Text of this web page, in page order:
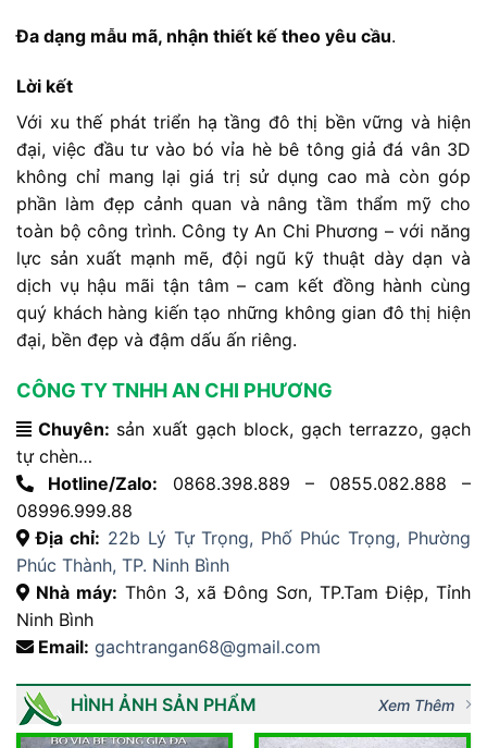
Đa dạng mẫu mã, nhận thiết kế theo yêu cầu.
Lời kết
Với xu thế phát triển hạ tầng đô thị bền vững và hiện
đại,việc đầutư vào bóvỉa hè bê tông giảđá vân 3D
không chỉ mang lạigiátrị sử dụng cao màcòngóp
phần làm đẹp cảnh quan và nângtầmthẩm mỹcho
toàn bộcông trình. Công ty An Chi Phương –với năng
lực sản xuất mạnh mẽ, đội ngũ kỹ thuật dàydạnvà
dịch vụ hậu mãi tận tâm –cam kết đồng hànhcùng
quý khách hàng kiếntạo những khônggian đôthị hiện
đại, bền đẹp và đậm dấu ấn riêng.
CÔNG TY TNHH AN CHI PHƯƠNG
Chuyên: sản xuất gạch block, gạch terrazzo, gạch
tự chèn…
Hotline/Zalo: 0868.398.889 – 0855.082.888 –
08996.999.88
Địa chỉ: 22b Lý Tự Trọng, Phố Phúc Trọng, Phường
Phúc Thành, TP. Ninh Bình
Nhà máy: Thôn 3, xã Đông Sơn, TP.Tam Điệp, Tỉnh
Ninh Bình
Email: gachtrangan68@gmail.com
HÌNH ẢNH SẢN PHẨM Xem Thêm